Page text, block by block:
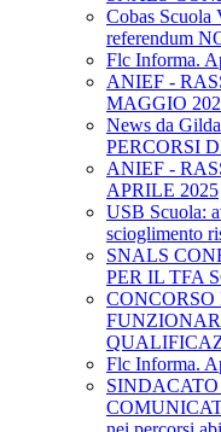
Cobas Scuola
referendum
Flc Informa.
ANIEF -
MAGGIO
News da
PERCORSI
ANIEF -
APRILE 2025
USB Scuola:
scioglimento
SNALS
PER IL TFA
CONCORSO
Flc Informa.